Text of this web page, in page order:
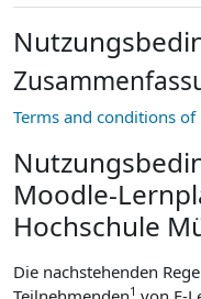
Terms and conditions of
Moodle-
Hochschule
Die nachstehenden
1